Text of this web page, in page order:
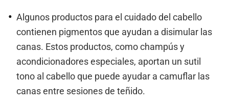
Algunos productos para el cuidado del cabello
contienen pigmentos que ayudan a disimular las
canas. Estos productos, como champús y
acondicionadores especiales, aportan un sutil
tono al cabello que puede ayudar a camuflar las
canas entre sesiones de teñido.